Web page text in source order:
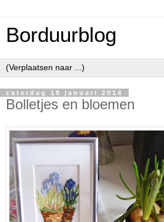
Borduurblog
zaterdag 18 januari 2014
Bolletjes en bloemen